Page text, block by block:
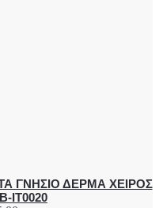
ΓΝΗΣΙΟ ΔΕΡΜΑ ΧΕΙΡΟΣ
IT0020